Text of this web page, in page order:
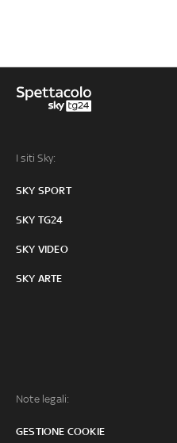
I siti Sky:
SKY SPORT
SKY TG24
SKY VIDEO
SKY ARTE
Note legali:
GESTIONE COOKIE